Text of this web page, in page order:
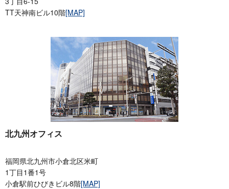
TT天神南ビル10階[MAP]
北九州オフィス
福岡県北九州市小倉北区米町
1丁目1番1号
小倉駅前ひびきビル8階[MAP]